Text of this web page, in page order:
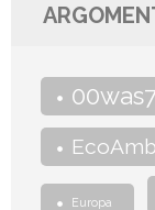
Europa